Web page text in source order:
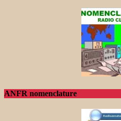
ANFR nomenclature